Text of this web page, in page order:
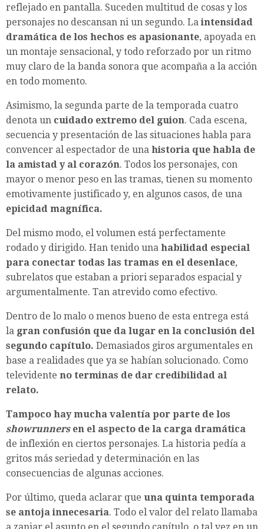
reflejado en pantalla. Suceden multitud de cosas y los
personajes no descansan ni un segundo. La intensidad
dramática de los hechos es apasionante, apoyada en
un montaje sensacional, y todo reforzado por un ritmo
muy claro de la banda sonora que acompaña a la acción
en todo momento.
Asimismo, la segunda parte de la temporada cuatro
denota un cuidado extremo del guion. Cada escena,
secuencia y presentación de las situaciones habla para
convencer al espectador de una historia que habla de
la amistad y al corazón. Todos los personajes, con
mayor o menor peso en las tramas, tienen su momento
emotivamente justificado y, en algunos casos, de una
epicidad magnífica.
Del mismo modo, el volumen está perfectamente
rodado y dirigido. Han tenido una habilidad especial
para conectar todas las tramas en el desenlace,
subrelatos que estaban a priori separados espacial y
argumentalmente. Tan atrevido como efectivo.
Dentro de lo malo o menos bueno de esta entrega está
la gran confusión que da lugar en la conclusión del
segundo capítulo. Demasiados giros argumentales en
base a realidades que ya se habían solucionado. Como
televidente no terminas de dar credibilidad al
relato.
Tampoco hay mucha valentía por parte de los
showrunnersen el aspecto de la carga dramática
de inflexión en ciertos personajes. La historia pedía a
gritos más seriedad y determinación en las
consecuencias de algunas acciones.
Por último, queda aclarar que una quinta temporada
se antoja innecesaria. Todo el valor del relato llamaba